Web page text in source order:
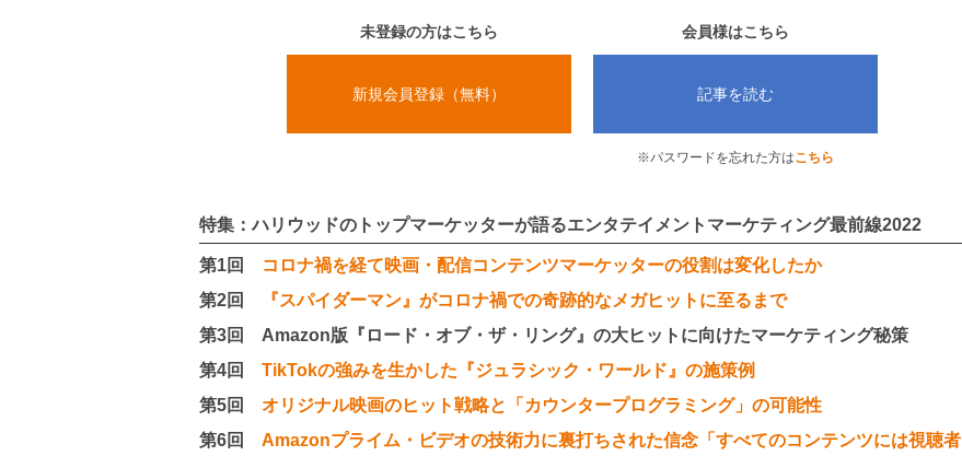
未登録の方はこちら
新規会員登録（無料）
会員様はこちら
記事を読む
※パスワードを忘れた方はこちら
特集：ハリウッドのトップマーケッターが語るエンタテイメントマーケティング最前線2022
第1回
コロナ禍を経て映画・配信コンテンツマーケッターの役割は変化したか
第2回
『スパイダーマン』がコロナ禍での奇跡的なメガヒットに至るまで
第3回 Amazon版『ロード・オブ・ザ・リング』の大ヒットに向けたマーケティング秘策
第4回 TikTokの強みを生かした『ジュラシック・ワールド』の施策例
第5回 オリジナル映画のヒット戦略と「カウンタープログラミング」の可能性
第6回 Amazonプライム・ビデオの技術力に裏打ちされた信念「すべてのコンテンツには視聴者